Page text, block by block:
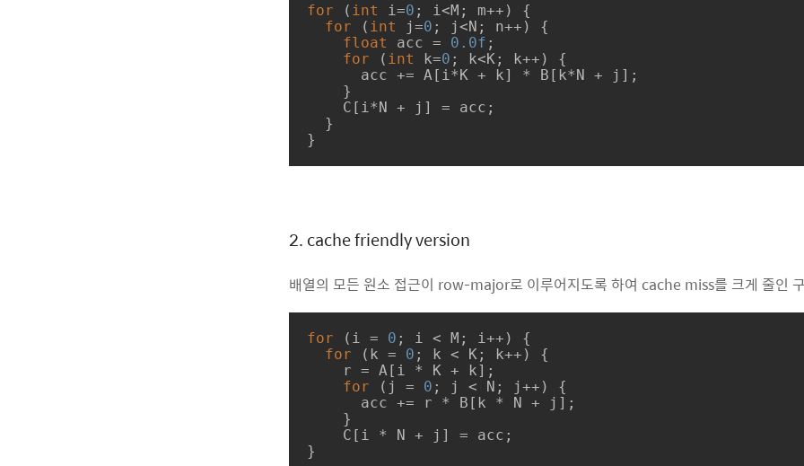
for ( int i=0 ; i<M; m++) {
for ( int j=0 ; j<N; n++) {
float
acc = 0.0f ;
for ( int k=0 ; k<K; k++) {
}
2. cache friendly version
배열의 모든 원소 접근이 row-major로 이루어지도록 하여 cache miss를 크게 줄인
for (i = 0 ; i < M; i++) {
for (k = 0 ; k < K; k++) {
for (j = 0 ; j < N; j++) {
}